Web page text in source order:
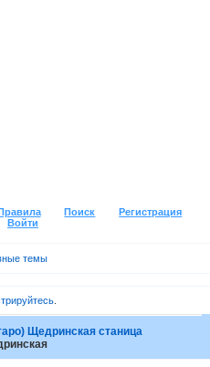
Поиск
Регистрация
Войти
темы
.
Щедринская станица